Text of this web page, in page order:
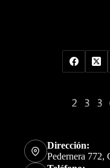
Dirección:
Pedernera 772,